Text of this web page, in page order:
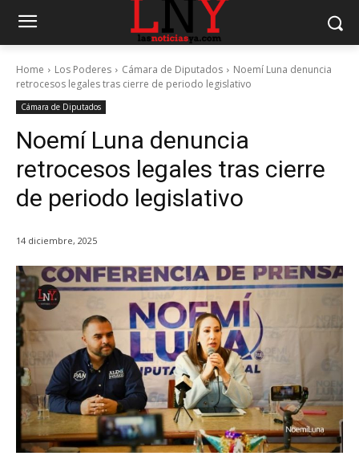
Home Los Poderes Cámara de Diputados
Noemí Luna denuncia
retrocesos legales tras cierre de periodo legislativo
Cámara de Diputados
Noemí Luna denuncia
retrocesos legales tras cierre
de periodo legislativo
14 diciembre, 2025